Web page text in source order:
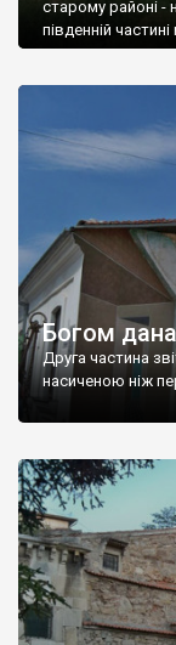
старому районі -
південній частині
Богом
Друга частина
насиченою ніж